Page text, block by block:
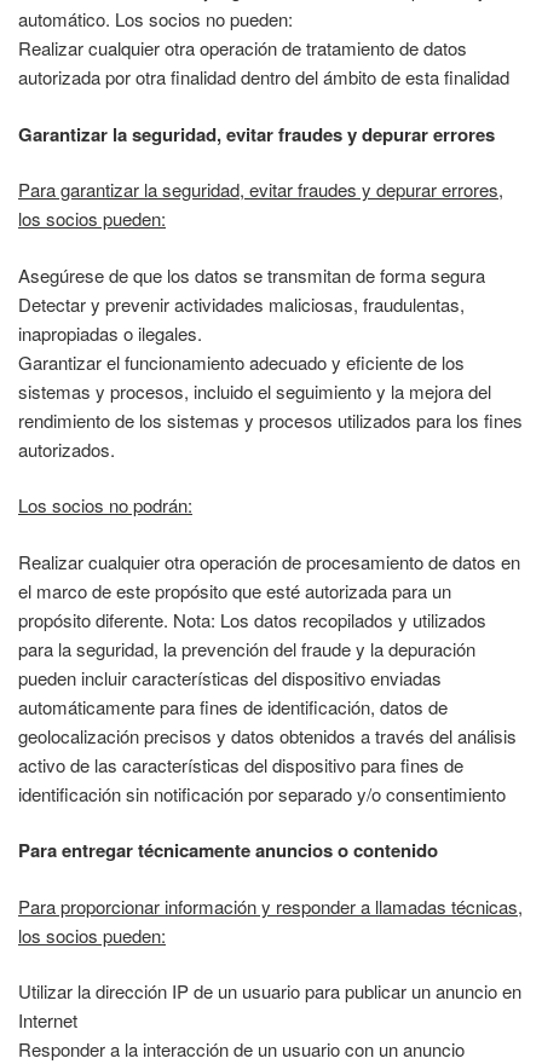
automático. Los socios no pueden:
Realizar cualquier otra operación de tratamiento de datos
autorizada por otra finalidad dentro del ámbito de esta finalidad
Garantizar la seguridad, evitar fraudes y depurar errores
Para garantizar la seguridad, evitar fraudes y depurar errores,
los socios pueden:
Asegúrese de que los datos se transmitan de forma segura
Detectar y prevenir actividades maliciosas, fraudulentas,
inapropiadas o ilegales.
Garantizar el funcionamiento adecuado y eficiente de los
sistemas y procesos, incluido el seguimiento y la mejora del
rendimiento de los sistemas y procesos utilizados para los fines
autorizados.
Los socios no podrán:
Realizar cualquier otra operación de procesamiento de datos en
el marco de este propósito que esté autorizada para un
propósito diferente. Nota: Los datos recopilados y utilizados
para la seguridad, la prevención del fraude y la depuración
pueden incluir características del dispositivo enviadas
automáticamente para fines de identificación, datos de
geolocalización precisos y datos obtenidos a través del análisis
activo de las características del dispositivo para fines de
identificación sin notificación por separado y/o consentimiento
Para entregar técnicamente anuncios o contenido
Para proporcionar información y responder a llamadas técnicas,
los socios pueden:
Utilizar la dirección IP de un usuario para publicar un anuncio en
Internet
Responder a la interacción de un usuario con un anuncio